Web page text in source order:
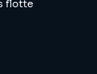
flotte